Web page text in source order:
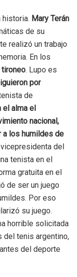
historia. Mary Terán
de su
realizó un trabajo
En los
tironeo. Lupo es
por
de
el alma el
nacional,
los humildes de
vicepresidenta del
tenista en el
gratuita en el
de ser un juego
Por eso
su juego.
horrible solicitada
del tenis argentino,
del deporte